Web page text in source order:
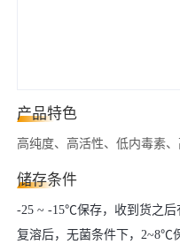
产品特色
高纯度、高活性、低内毒素
储存条件
-25 ~ -15℃保存，收到货之后
复溶后，无菌条件下，2~8℃